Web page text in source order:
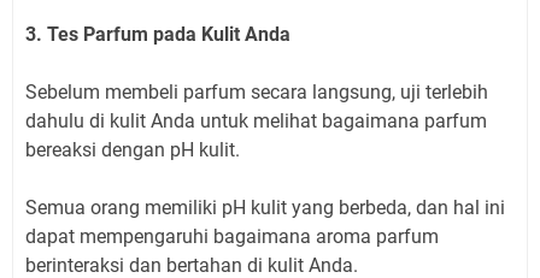
3. Tes Parfum pada Kulit Anda
Sebelum membeli parfum secara langsung, uji terlebih
dahulu di kulit Anda untuk melihat bagaimana parfum
bereaksi dengan pH kulit.
Semua orang memiliki pH kulit yang berbeda, dan hal ini
dapat mempengaruhi bagaimana aroma parfum
berinteraksi dan bertahan di kulit Anda.